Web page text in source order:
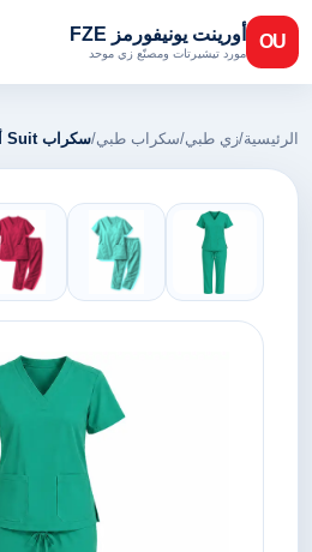
OU أورينت يونيفورمز FZE
مورد تيشيرتات ومصنّع زي موحد
الرئيسية/زي طبي/سكراب طبي/سكراب Suit أساسي